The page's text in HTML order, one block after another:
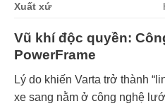
Xuất xứ
Vũ khí độc quyền:
PowerFrame
Lý do khiến Varta trở thành
xe sang nằm ở công nghệ